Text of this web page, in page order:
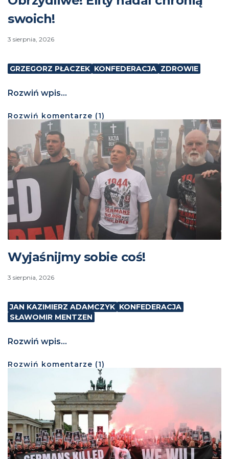
swoich!
3 sierpnia, 2026
GRZEGORZ PŁACZEK KONFEDERACJA ZDROWIE
Rozwiń wpis...
Rozwiń komentarze (1)
Wyjaśnijmy sobie coś!
3 sierpnia, 2026
JAN KAZIMIERZ ADAMCZYK KONFEDERACJA
SŁAWOMIR MENTZEN
Rozwiń wpis...
Rozwiń komentarze (1)